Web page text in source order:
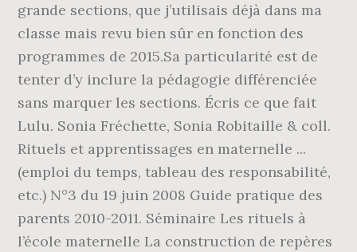
grande sections, que j’utilisais déjà dans ma
classe mais revu bien sûr en fonction des
programmes de 2015.Sa particularité est de
tenter d’y inclure la pédagogie différenciée
sans marquer les sections. Écris ce que fait
Lulu. Sonia Fréchette, Sonia Robitaille & coll.
Rituels et apprentissages en maternelle ...
(emploi du temps, tableau des responsabilité,
etc.) N°3 du 19 juin 2008 Guide pratique des
parents 2010-2011. Séminaire Les rituels à
l’école maternelle La construction de repères